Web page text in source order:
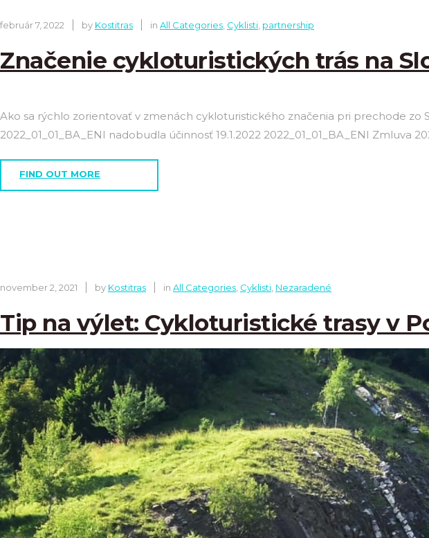
február 7, 2022 by Kostitras in All Categories Cyklisti partnership
Značenie cykloturistických trás na
Ako sa rýchlo zorientovať v zmenách cykloturistického značenia pri prechode zo
2022_01_01_BA_ENI nadobudla účinnosť 19.1.2022 2022_01_01_BA_ENI Zmluva
FIND OUT MORE
november 2, 2021 by Kostitras in All Categories Cyklisti Nezaradené
Tip na výlet: Cykloturistické trasy v